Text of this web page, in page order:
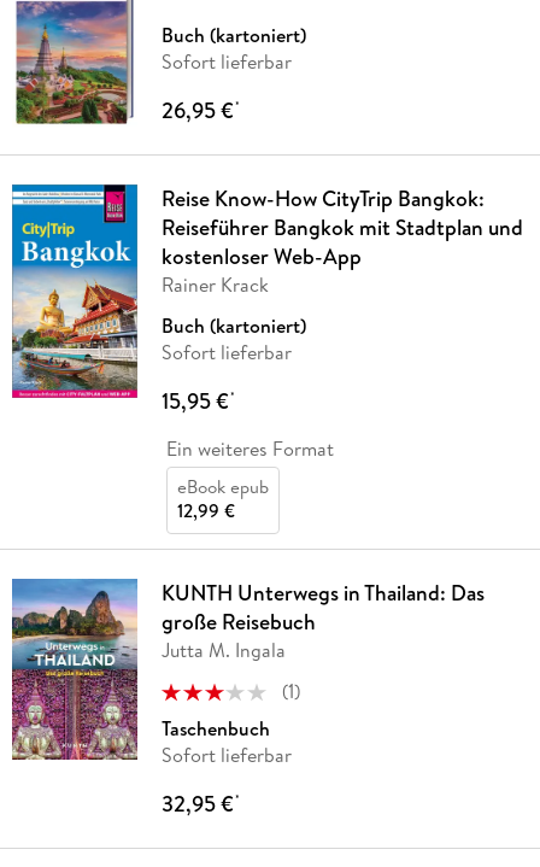
Buch (kartoniert)
Sofort lieferbar
26,95 €*
Reise Know-How CityTrip Bangkok:
Reiseführer Bangkok mit Stadtplan und
kostenloser Web-App
Rainer Krack
Buch (kartoniert)
Sofort lieferbar
15,95 €*
Ein weiteres Format
eBook epub
12,99 €
KUNTH Unterwegs in Thailand: Das
große Reisebuch
Jutta M. Ingala
(1)
Taschenbuch
Sofort lieferbar
32,95 €*